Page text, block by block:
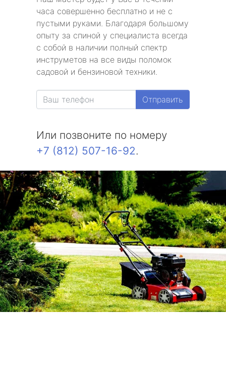
часа совершенно бесплатно и не с
пустыми руками. Благодаря большому
опыту за спиной у специалиста всегда
с собой в наличии полный спектр
инструметов на все виды поломок
садовой и бензиновой техники.
Отправить
Или позвоните по номеру
+7 (812) 507-16-92.